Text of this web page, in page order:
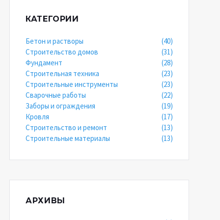
КАТЕГОРИИ
Бетон и растворы
(40)
Строительство домов
(31)
Фундамент
(28)
Строительная техника
(23)
Строительные инструменты
(23)
Сварочные работы
(22)
Заборы и ограждения
(19)
Кровля
(17)
Строительство и ремонт
(13)
Строительные материалы
(13)
АРХИВЫ